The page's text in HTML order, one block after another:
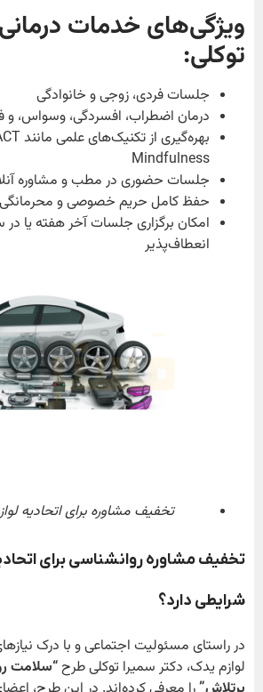
ویژگی‌های خدمات درمانی
توکلی:
جلسات فردی، زوجی و خانوادگی
درمان اضطراب، افسردگی، وسواس، و
Mindfulness
جلسات حضوری در مطب و مشاوره
حفظ کامل حریم خصوصی و محرمانگی
امکان برگزاری جلسات آخر هفته یا
انعطاف‌پذیر
تخفیف مشاوره برای اتحادیه
تخفیف مشاوره روانشناسی برای
شرایطی دارد؟
در راستای مسئولیت اجتماعی و با درک
لوازم یدک، دکتر سمیرا توکلی طرح“سلامت